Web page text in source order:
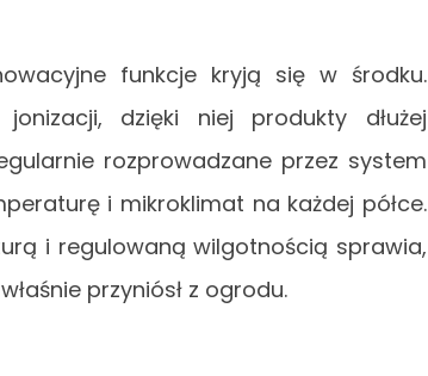
funkcje kryją się w środku.
dzięki niej produkty dłużej
rozprowadzane przez system
i mikroklimat na każdej półce.
i regulowaną wilgotnością sprawia,
przyniósł z ogrodu.